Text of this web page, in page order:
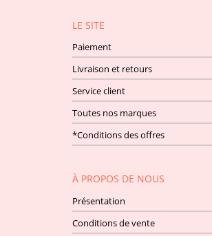
LE SITE
Paiement
Livraison et retours
Service client
Toutes nos marques
*Conditions des offres
À PROPOS DE NOUS
Présentation
Conditions de vente